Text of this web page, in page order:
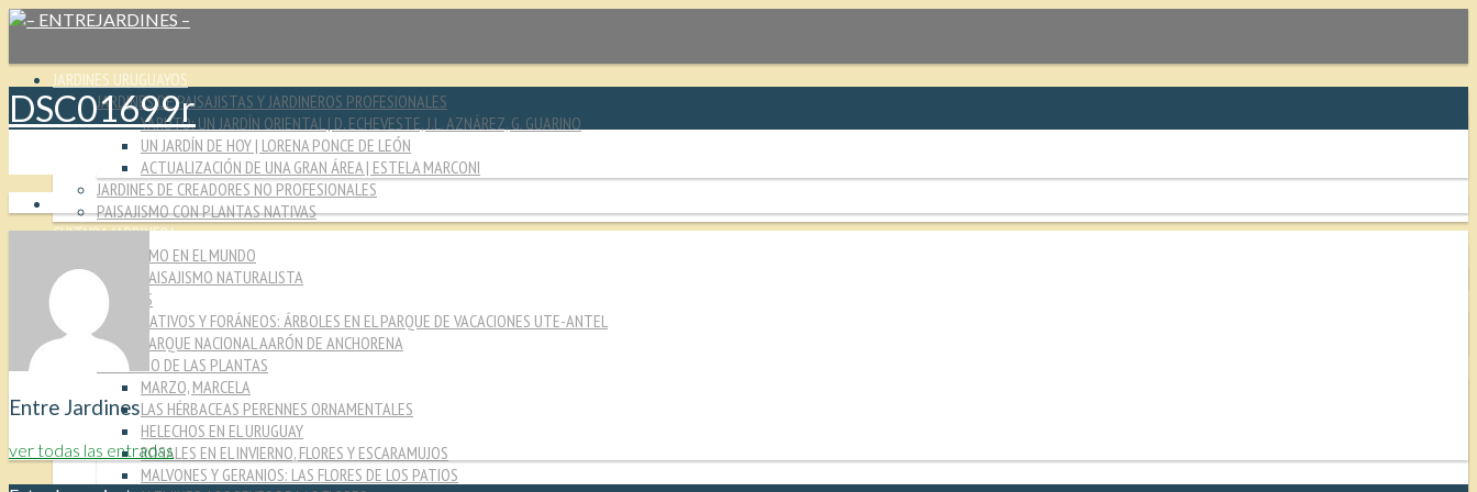
JARDINES URUGUAYOS
JARDINES DE PAISAJISTAS Y JARDINEROS PROFESIONALES
YARUTO: UN JARDÍN ORIENTAL | D. ECHEVESTE, J.L. AZNÁREZ, G. GUARINO
UN JARDÍN DE HOY | LORENA PONCE DE LEÓN
ACTUALIZACIÓN DE UNA GRAN ÁREA | ESTELA MARCONI
JARDINES DE CREADORES NO PROFESIONALES
PAISAJISMO CON PLANTAS NATIVAS
CULTURA JARDINERA
PAISAJISMO EN EL MUNDO
PAISAJISMO NATURALISTA
MIRADAS
NATIVOS Y FORÁNEOS: ÁRBOLES EN EL PARQUE DE VACACIONES UTE-ANTEL
PARQUE NACIONAL AARÓN DE ANCHORENA
EL MUNDO DE LAS PLANTAS
MARZO, MARCELA
LAS HÉRBACEAS PERENNES ORNAMENTALES
HELECHOS EN EL URUGUAY
ROSALES EN EL INVIERNO, FLORES Y ESCARAMUJOS
MALVONES Y GERANIOS: LAS FLORES DE LOS PATIOS
DSC01699r
Entre Jardines
ver todas las entradas